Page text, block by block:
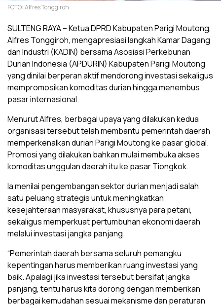
FOTO: Alfres Tonggiroh
SULTENG RAYA – Ketua DPRD Kabupaten Parigi Moutong,
Alfres Tonggiroh, mengapresiasi langkah Kamar Dagang
dan Industri (KADIN) bersama Asosiasi Perkebunan
Durian Indonesia (APDURIN) Kabupaten Parigi Moutong
yang dinilai berperan aktif mendorong investasi sekaligus
mempromosikan komoditas durian hingga menembus
pasar internasional.
Menurut Alfres, berbagai upaya yang dilakukan kedua
organisasi tersebut telah membantu pemerintah daerah
memperkenalkan durian Parigi Moutong ke pasar global.
Promosi yang dilakukan bahkan mulai membuka akses
komoditas unggulan daerah itu ke pasar Tiongkok.
Ia menilai pengembangan sektor durian menjadi salah
satu peluang strategis untuk meningkatkan
kesejahteraan masyarakat, khususnya para petani,
sekaligus memperkuat pertumbuhan ekonomi daerah
melalui investasi jangka panjang.
“Pemerintah daerah bersama seluruh pemangku
kepentingan harus memberikan ruang investasi yang
baik. Apalagi jika investasi tersebut bersifat jangka
panjang, tentu harus kita dorong dengan memberikan
berbagai kemudahan sesuai mekanisme dan peraturan